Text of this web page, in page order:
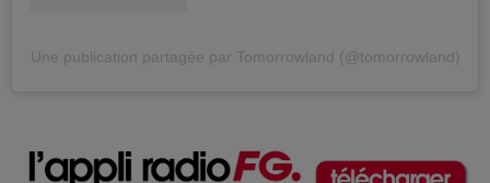
Une publication partagée par Tomorrowland (@tomorrowland)